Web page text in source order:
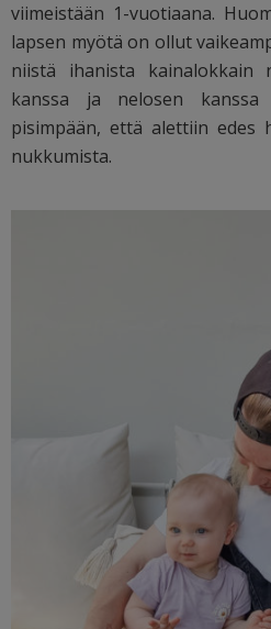
viimeistään 1-vuotiaana.
lapsen myötä on ollut
niistä ihanista kainalokkain
kanssa ja nelosen
pisimpään, että alettiin edes
nukkumista.